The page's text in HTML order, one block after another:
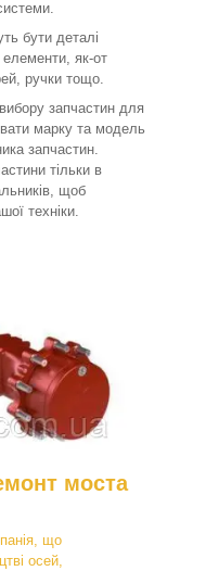
бути деталі
елементи, як-от
ручки тощо.
запчастин для
марку та модель
запчастин.
тільки в
щоб
техніки.
моста
що
осей,